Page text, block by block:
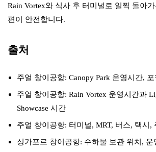
Rain Vortex와 식사 후 터미널로 일찍 돌아
편이 안전합니다.
출처
주얼 창이공항: Canopy Park 운영시간,
주얼 창이공항: Rain Vortex 운영시간과
Showcase 시간
주얼 창이공항: 터미널, MRT, 버스, 택시,
싱가포르 창이공항: 수하물 보관 위치, 운